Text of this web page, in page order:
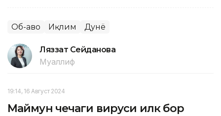
Об-ҳаво Иқлим Дунё
Ляззат Сейданова
Муаллиф
19:14, 16 Август 2024
Маймун чечаги вируси илк бор